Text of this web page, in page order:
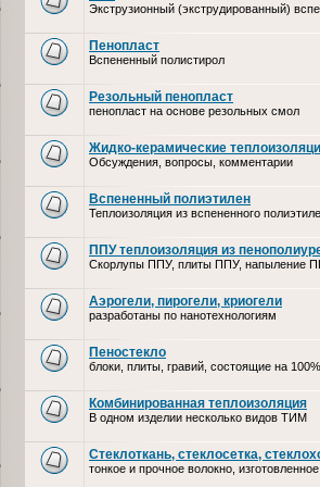
Экструзионный (экструдированный)
Пенопласт
Вспененный полистирол
Резольный пенопласт
пенопласт на основе резольных смол
Жидко-керамические
Обсуждения, вопросы, комментарии
Вспененный полиэтилен
Теплоизоляция из вспененного
ППУ теплоизоляция из
Скорлупы ППУ, плиты ППУ, напыление
Аэрогели, пирогели, криогели
разработаны по нанотехнологиям
Пеностекло
блоки, плиты, гравий, состоящие на
Комбинированная теплоизоляция
В одном изделии несколько видов ТИМ
Стеклоткань, стеклосетка,
тонкое и прочное волокно,